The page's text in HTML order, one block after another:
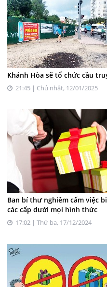
Khánh Hòa sẽ tổ chức cầu
21:45 | Chủ nhật, 12/01/2025
Ban bí thư nghiêm cấm việc
các cấp dưới mọi hình thức
17:02 | Thứ ba, 17/12/2024